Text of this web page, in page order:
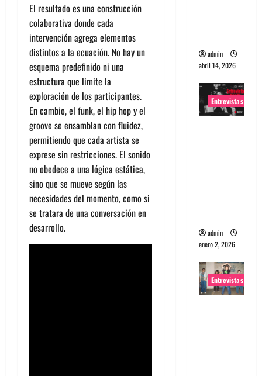
El resultado es una construcción
colaborativa donde cada
intervención agrega elementos
distintos a la ecuación. No hay un
esquema predefinido ni una
estructura que limite la
exploración de los participantes.
En cambio, el funk, el hip hop y el
groove se ensamblan con fluidez,
permitiendo que cada artista se
exprese sin restricciones. El sonido
no obedece a una lógica estática,
sino que se mueve según las
necesidades del momento, como si
se tratara de una conversación en
desarrollo.
admin
abril 14, 2026
Entrevistas
admin
enero 2, 2026
Entrevistas